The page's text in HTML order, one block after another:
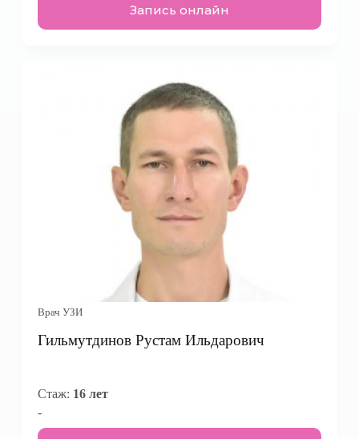
Запись онлайн
Врач УЗИ
Гильмутдинов Рустам Ильдарович
Стаж: 16 лет
-